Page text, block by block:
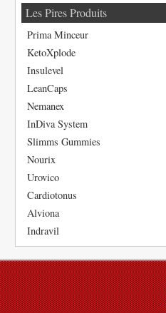
Les Pires Produits
Prima Minceur
KetoXplode
Insulevel
LeanCaps
Nemanex
InDiva System
Slimms Gummies
Nourix
Urovico
Cardiotonus
Alviona
Indravil